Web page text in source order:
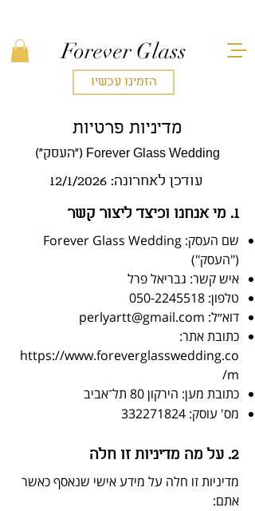
הזמינו עכשיו
Forever Glass
מדיניות פרטיות
Forever Glass Wedding ("העסק")
עודכן לאחרונה: 12/1/2026
1. מי אנחנו וכיצד ליצור קשר
שם העסק: Forever Glass Wedding
("העסק")
איש קשר: גבריאל פרל
טלפון: 050-2245518
דוא״ל: perlyartt@gmail.com
כתובת אתר:
https://www.foreverglasswedding.co
m/
כתובת מען: הירקון 80 תל־אביב
מס' עוסק: 332271824
2. על מה מדיניות זו חלה
מדיניות זו חלה על מידע אישי שנאסף כאשר
אתם: